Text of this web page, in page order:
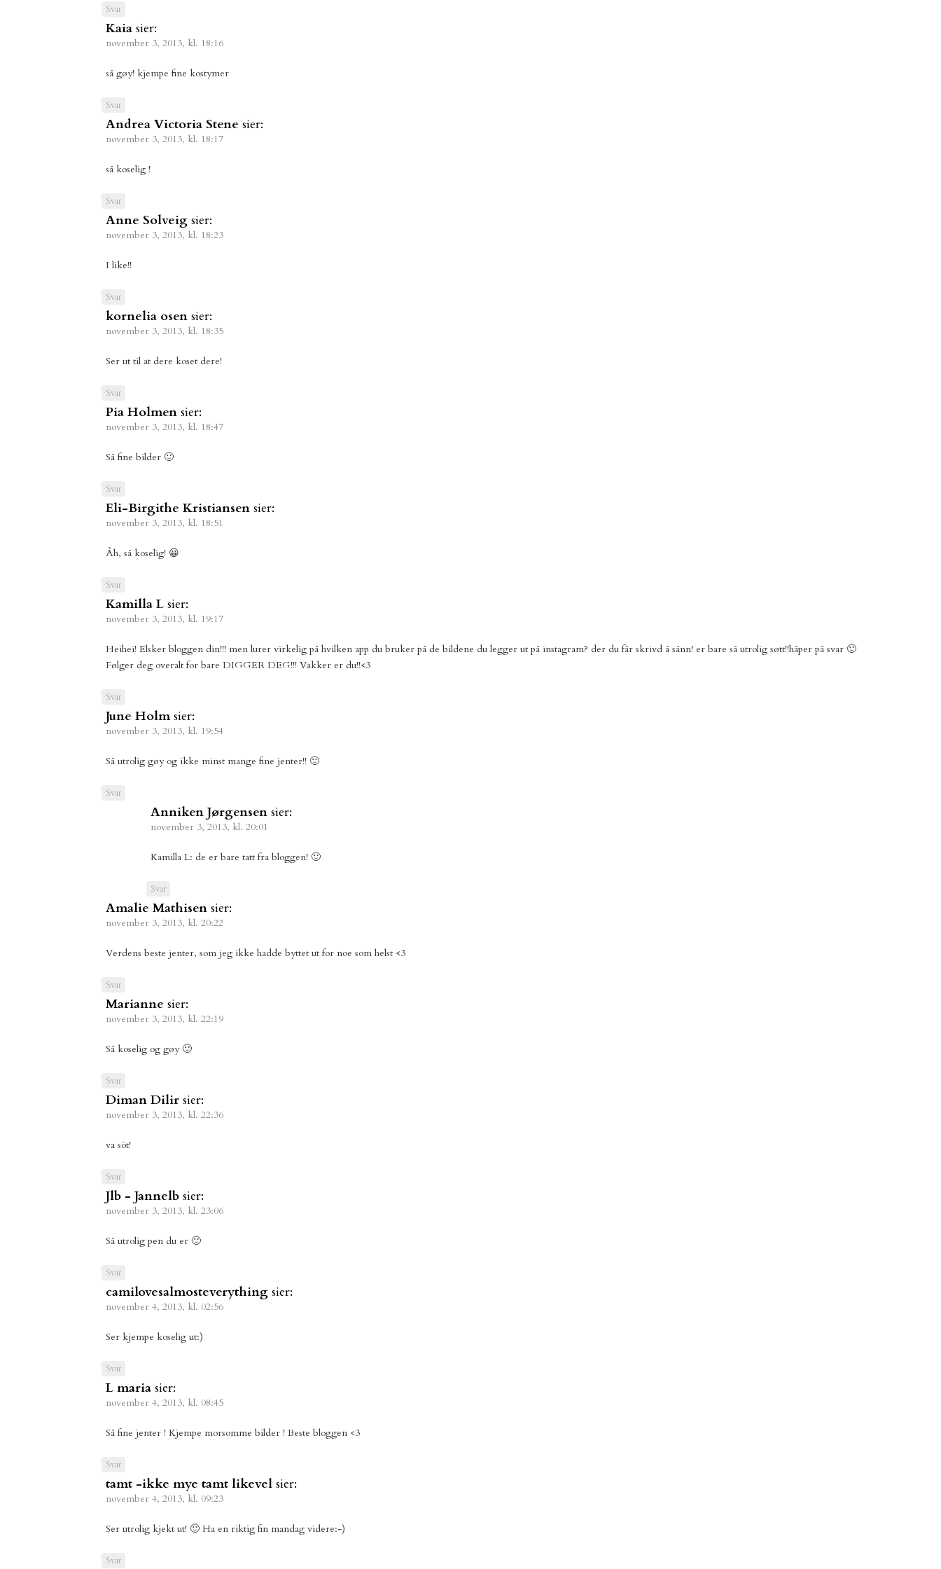
Svar
Kaia sier:
november 3, 2013, kl. 18:16
så gøy! kjempe fine kostymer
Svar
Andrea Victoria Stene sier:
november 3, 2013, kl. 18:17
så koselig !
Svar
Anne Solveig sier:
november 3, 2013, kl. 18:23
I like!!
Svar
kornelia osen sier:
november 3, 2013, kl. 18:35
Ser ut til at dere koset dere!
Svar
Pia Holmen sier:
november 3, 2013, kl. 18:47
Så fine bilder 🙂
Svar
Eli-Birgithe Kristiansen sier:
november 3, 2013, kl. 18:51
Åh, så koselig! 😀
Svar
Kamilla L sier:
november 3, 2013, kl. 19:17
Heihei! Elsker bloggen din!!! men lurer virkelig på hvilken app du bruker på de bildene du legger ut på instagram? der du får skrivd å sånn! er bare så utrolig søtt!!håper på svar 🙂
Følger deg overalt for bare DIGGER DEG!!! Vakker er du!!<3
Svar
June Holm sier:
november 3, 2013, kl. 19:54
Så utrolig gøy og ikke minst mange fine jenter!! 🙂
Svar
Anniken Jørgensen sier:
november 3, 2013, kl. 20:01
Kamilla L: de er bare tatt fra bloggen! 🙂
Svar
Amalie Mathisen sier:
november 3, 2013, kl. 20:22
Verdens beste jenter, som jeg ikke hadde byttet ut for noe som helst <3
Svar
Marianne sier:
november 3, 2013, kl. 22:19
Så koselig og gøy 🙂
Svar
Diman Dilir sier:
november 3, 2013, kl. 22:36
va söt!
Svar
Jlb - Jannelb sier:
november 3, 2013, kl. 23:06
Så utrolig pen du er 🙂
Svar
camilovesalmosteverything sier:
november 4, 2013, kl. 02:56
Ser kjempe koselig ut:)
Svar
L maria sier:
november 4, 2013, kl. 08:45
Så fine jenter ! Kjempe morsomme bilder ! Beste bloggen <3
Svar
tamt -ikke mye tamt likevel sier:
november 4, 2013, kl. 09:23
Ser utrolig kjekt ut! 🙂 Ha en riktig fin mandag videre:-)
Svar